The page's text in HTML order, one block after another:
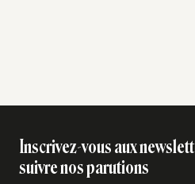
Inscrivez-vous aux
suivre nos parutions